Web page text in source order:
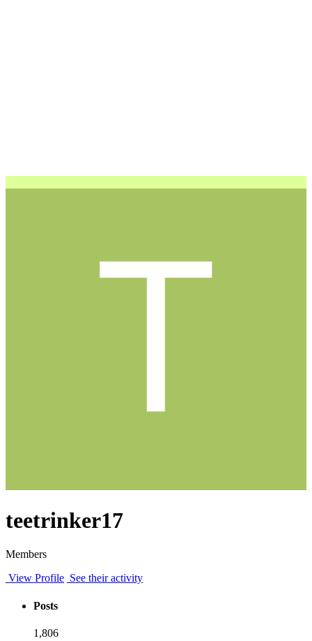
teetrinker17
Members
View Profile See their activity
Posts
1,806